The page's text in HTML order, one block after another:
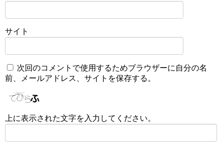
サイト
次回のコメントで使用するためブラウザーに自分の名
前、メールアドレス、サイトを保存する。
上に表示された文字を入力してください。